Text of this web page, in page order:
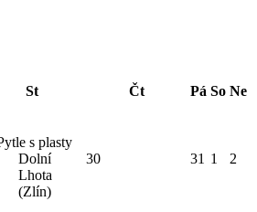
St Čt Pá So Ne
s plasty
Dolní
Lhota
(Zlín)
30 31 1 2